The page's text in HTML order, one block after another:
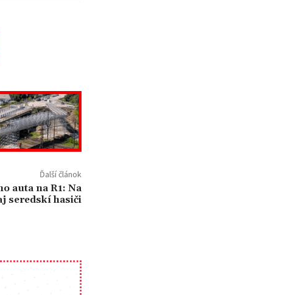
Ďalší článok
auta na R1: Na
seredskí hasiči